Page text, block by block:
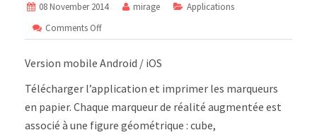
08 November 2014 mirage
Applications
Comments Offon
Polyèdres
–
Version mobile Android / iOS
Télécharger l’application et imprimer les marqueurs
en papier. Chaque marqueur de réalité augmentée est
associé à une figure géométrique : cube,